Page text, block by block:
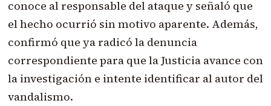
conoce al responsable del ataque y señaló que
el hecho ocurrió sin motivo aparente. Además,
confirmó que ya radicó la denuncia
correspondiente para que la Justicia avance con
la investigación e intente identificar al autor del
vandalismo.